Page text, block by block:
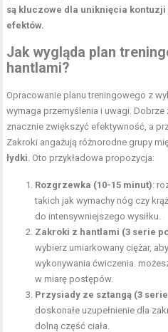
są kluczowe dla uniknięcia
efektów.
Jak wygląda plan
hantlami?
Opracowanie planu treningowego z
wymaga przemyślenia i uwagi.
znacznie zwiększyć efektywność, a
Zakroki angażują różnorodne grupy
łydki . Oto przykładowa propozycja:
Rozgrzewka (10-15 minut):
takich jak wymachy nóg czy
do intensywniejszego wysiłku.
Zakroki z hantlami (3 serie
wybierz umiarkowany ciężar,
wykonywania ćwiczenia.
w miarę postępów.
Przysiady ze sztangą (3
doskonałe uzupełnienie dla
dolną część ciała.